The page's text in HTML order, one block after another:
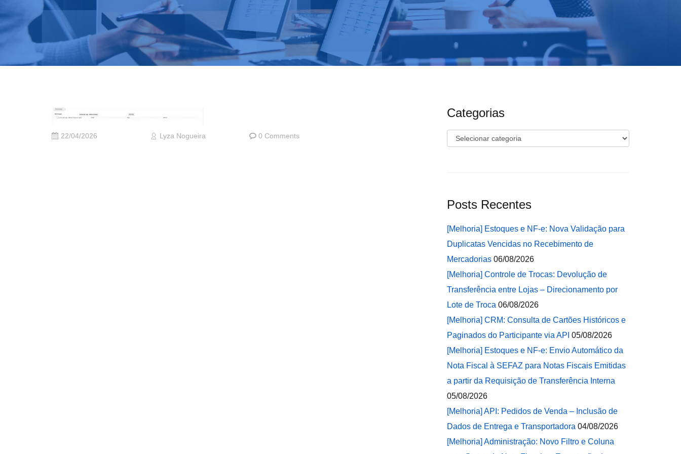
22/04/2026 Lyza Nogueira 0 Comments
Categorias
Categorias
Posts Recentes
[Melhoria] Estoques e NF-e: Nova Validação para
Duplicatas Vencidas no Recebimento de
Mercadorias 06/08/2026
[Melhoria] Controle de Trocas: Devolução de
Transferência entre Lojas – Direcionamento por
Lote de Troca 06/08/2026
[Melhoria] CRM: Consulta de Cartões Históricos e
Paginados do Participante via API 05/08/2026
[Melhoria] Estoques e NF-e: Envio Automático da
Nota Fiscal à SEFAZ para Notas Fiscais Emitidas
a partir da Requisição de Transferência Interna
05/08/2026
[Melhoria] API: Pedidos de Venda – Inclusão de
Dados de Entrega e Transportadora 04/08/2026
[Melhoria] Administração: Novo Filtro e Coluna